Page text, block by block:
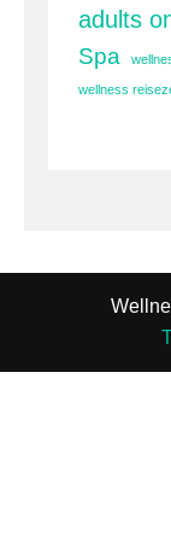
adults
Spa
wellness